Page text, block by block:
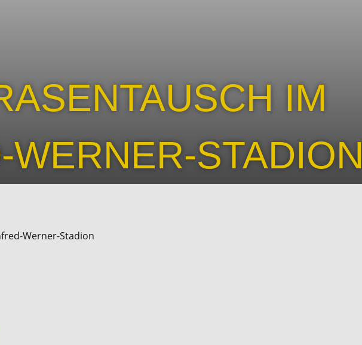
IM
WERNER-STADION
Werner-Stadion